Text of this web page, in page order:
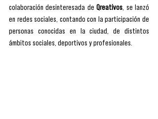
colaboración desinteresada de Qreativos , se lanzó
en redes sociales, contando con la participación de
personas conocidas en la ciudad, de distintos
ámbitos sociales, deportivos y profesionales.